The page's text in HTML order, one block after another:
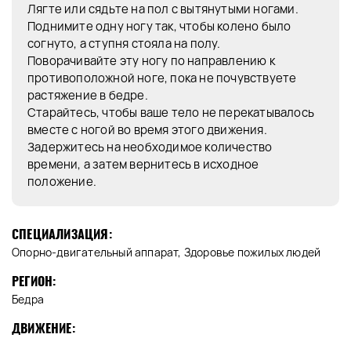
Лягте или сядьте на пол с вытянутыми ногами.
Поднимите одну ногу так, чтобы колено было
согнуто, а ступня стояла на полу.
Поворачивайте эту ногу по направлению к
противоположной ноге, пока не почувствуете
растяжение в бедре.
Старайтесь, чтобы ваше тело не перекатывалось
вместе с ногой во время этого движения.
Задержитесь на необходимое количество
времени, а затем вернитесь в исходное
положение.
СПЕЦИАЛИЗАЦИЯ:
Опорно-двигательный аппарат, Здоровье пожилых людей
РЕГИОН:
Бедра
ДВИЖЕНИЕ: